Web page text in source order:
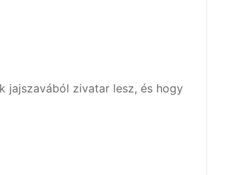
jajszavából zivatar lesz, és hogy